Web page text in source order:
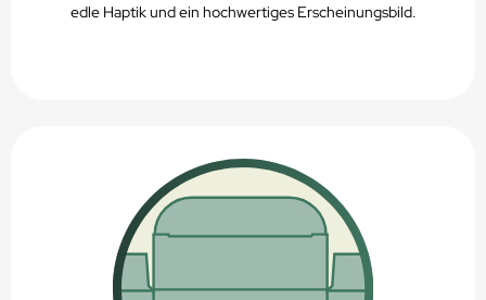
edle Haptik und ein hochwertiges Erscheinungsbild.